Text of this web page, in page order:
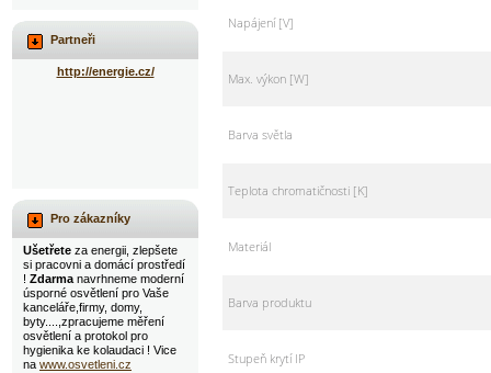
Napájení [V]
Max. výkon [W]
Barva světla
Teplota chromatičnosti [K]
Materiál
Barva produktu
Stupeň krytí IP
Partneři
http://energie.cz/
Pro zákazníky
Ušetřete za energii, zlepšete
si pracovni a domácí prostředí
! Zdarma navrhneme moderní
úsporné osvětlení pro Vaše
kanceláře,firmy, domy,
byty....,zpracujeme měření
osvětlení a protokol pro
hygienika ke kolaudaci ! Vice
na www.osvetleni.cz